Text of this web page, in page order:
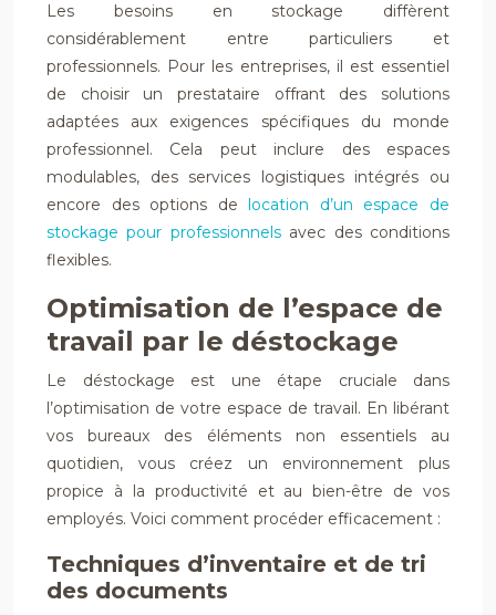
Les besoins en stockage diffèrent
considérablement entre particuliers et
professionnels. Pour les entreprises, il est essentiel
de choisir un prestataire offrant des solutions
adaptées aux exigences spécifiques du monde
professionnel. Cela peut inclure des espaces
modulables, des services logistiques intégrés ou
encore des options delocation d’un espace de
stockage pour professionnels avec des conditions
flexibles.
Optimisation de l’espace de
travail par le déstockage
Le déstockage est une étape cruciale dans
l’optimisation de votre espace de travail. En libérant
vos bureaux des éléments non essentiels au
quotidien, vous créez un environnement plus
propice à la productivité et au bien-être de vos
employés. Voici comment procéder efficacement :
Techniques d’inventaire et de tri
des documents